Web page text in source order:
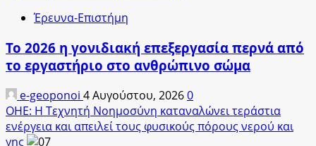
Έρευνα-Επιστήμη
Το 2026 η γονιδιακή επεξεργασία περνά από
το εργαστήριο στο ανθρώπινο σώμα
e-geoponoi 4 Αυγούστου, 20260
ΟΗΕ: Η Τεχνητή Νοημοσύνη καταναλώνει τεράστια
ενέργεια και απειλεί τους φυσικούς πόρους νερού και
γης